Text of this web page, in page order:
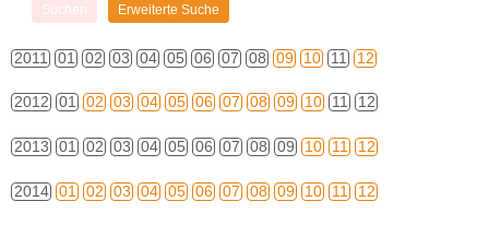
2011 01 02 03 04 05 06 07 08 09 10 11 12
2012 01 02 03 04 05 06 07 08 09 10 11 12
2013 01 02 03 04 05 06 07 08 09 10 11 12
2014 01 02 03 04 05 06 07 08 09 10 11 12